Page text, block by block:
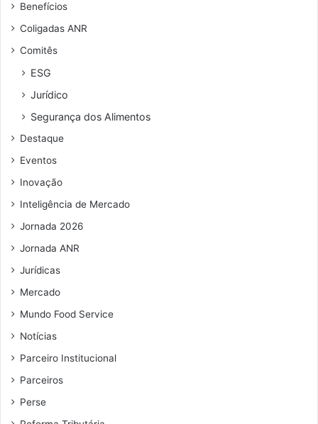
Benefícios
Coligadas ANR
Comitês
ESG
Jurídico
Segurança dos Alimentos
Destaque
Eventos
Inovação
Inteligência de Mercado
Jornada 2026
Jornada ANR
Jurídicas
Mercado
Mundo Food Service
Notícias
Parceiro Institucional
Parceiros
Perse